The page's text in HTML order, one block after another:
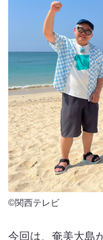
©関西テレビ
今回は、奄美大島